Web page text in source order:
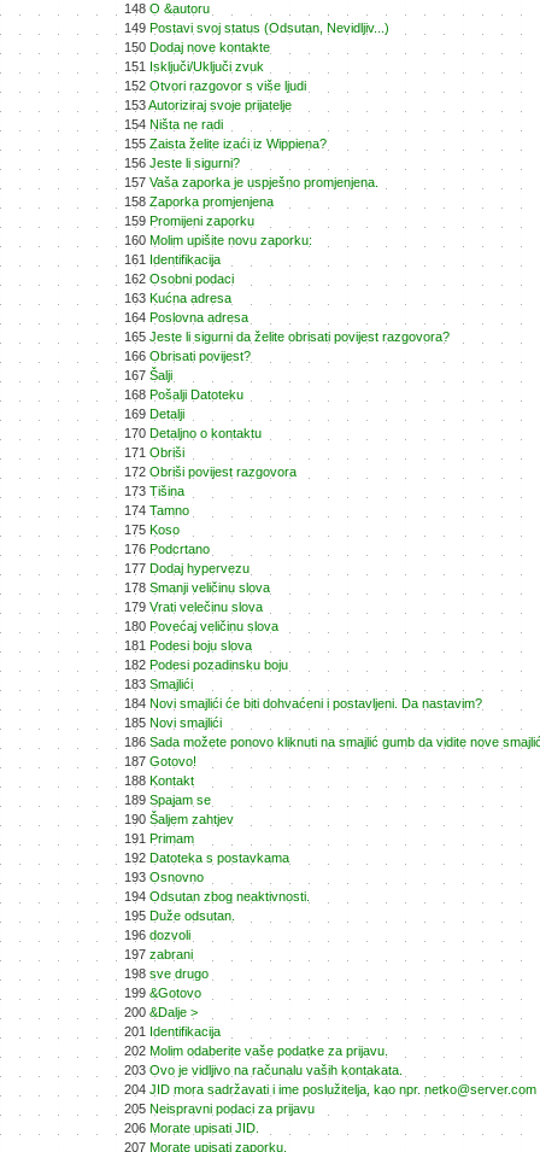
148 O &autoru
149 Postavi svoj status (Odsutan, Nevidljiv...)
150 Dodaj nove kontakte
151 Isključi/Uključi zvuk
152 Otvori razgovor s više ljudi
153Autoriziraj svoje prijatelje
154 Ništa ne radi
155 Zaista želite izaći iz Wippiena?
156 Jeste li sigurni?
157 Vaša zaporka je uspješno promjenjena.
158 Zaporka promjenjena
159 Promijeni zaporku
160 Molim upišite novu zaporku:
161 Identifikacija
162 Osobni podaci
163 Kućna adresa
164 Poslovna adresa
165 Jeste li sigurni da želite obrisati povijest razgovora?
166 Obrisati povijest?
167 Šalji
168 Pošalji Datoteku
169 Detalji
170 Detaljno o kontaktu
171 Obriši
172 Obriši povijest razgovora
173 Tišina
174 Tamno
175 Koso
176 Podcrtano
177 Dodaj hypervezu
178 Smanji veličinu slova
179 Vrati velečinu slova
180 Povećaj veličinu slova
181 Podesi boju slova
182 Podesi pozadinsku boju
183 Smajlići
184 Novi smajlići će biti dohvaćeni i postavljeni. Da nastavim?
185 Novi smajlići
186 Sada možete ponovo kliknuti na smajlić gumb da vidite nove
187 Gotovo!
188 Kontakt
189 Spajam se
190 Šaljem zahtjev
191 Primam
192 Datoteka s postavkama
193 Osnovno
194 Odsutan zbog neaktivnosti.
195 Duže odsutan.
196 dozvoli
197 zabrani
198 sve drugo
199 &Gotovo
200 &Dalje >
201 Identifikacija
202 Molim odaberite vaše podatke za prijavu.
203 Ovo je vidljivo na računalu vaših kontakata.
204 JID mora sadržavati i ime poslužitelja, kao npr. netko@server.com
205 Neispravni podaci za prijavu
206 Morate upisati JID.
207 Morate upisati zaporku.